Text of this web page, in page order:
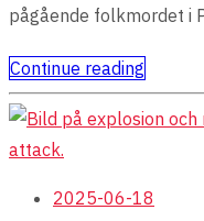
pågående folkmordet i
Continue reading
2025-06-18